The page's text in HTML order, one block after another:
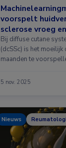
voorspelt
sclerose vroeg
Bij diffuse cutane
(dcSSc) is het moeilijk
maanden te
5 nov. 2025
Nieuws